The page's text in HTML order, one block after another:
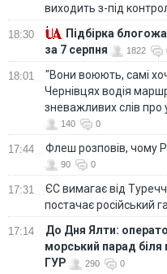
виходить з-під
18:30
Підбірка
за 7 серпня
1822
18:01
"Вони воюють, самі
Чернівцях водія
зневажливих слів про
140 0
17:44 Флеш розповів, чому
90 0
17:31
ЄС вимагає від
постачає російський
17:14
До Дня Ялти:
морський парад
ГУР
290 0